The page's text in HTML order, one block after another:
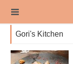
Gori's Kitchen